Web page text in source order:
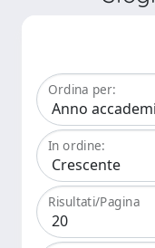
Ordina per:
In ordine:
Risultati/Pagina